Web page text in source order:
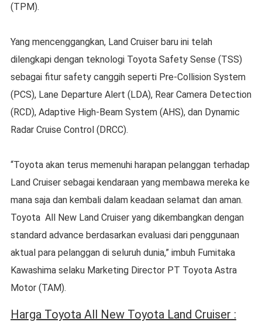
(TPM).
Yang mencenggangkan, Land Cruiser baru ini telah
dilengkapi dengan teknologi Toyota Safety Sense (TSS)
sebagai fitur safety canggih seperti Pre-Collision System
(PCS), Lane Departure Alert (LDA), Rear Camera Detection
(RCD), Adaptive High-Beam System (AHS), dan Dynamic
Radar Cruise Control (DRCC).
“Toyota akan terus memenuhi harapan pelanggan terhadap
Land Cruiser sebagai kendaraan yang membawa mereka ke
mana saja dan kembali dalam keadaan selamat dan aman.
Toyota All New Land Cruiser yang dikembangkan dengan
standard advance berdasarkan evaluasi dari penggunaan
aktual para pelanggan di seluruh dunia,” imbuh Fumitaka
Kawashima selaku Marketing Director PT Toyota Astra
Motor (TAM).
Harga Toyota All New Toyota Land Cruiser :